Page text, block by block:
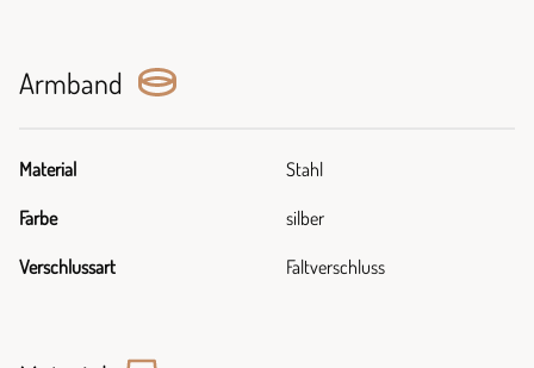
Armband
Material Stahl
Farbe silber
Verschlussart Faltverschluss